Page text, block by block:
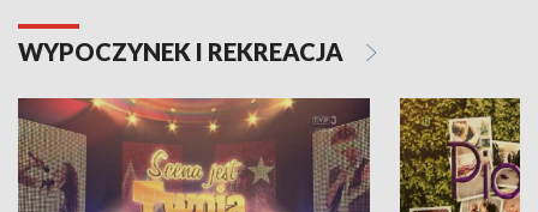
WYPOCZYNEK I REKREACJA